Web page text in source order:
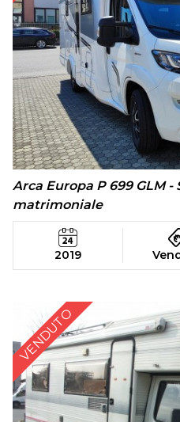
Arca Europa P 699 GLM
matrimoniale
2019
VENDUTO